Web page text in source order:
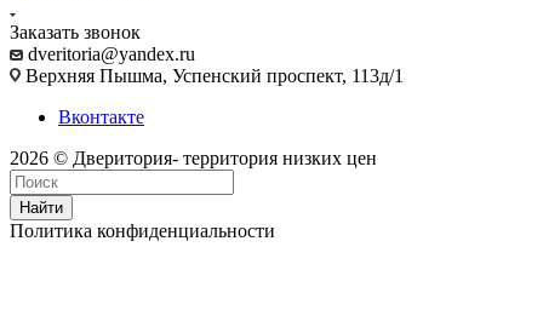
Заказать звонок
dveritoria@yandex.ru
Верхняя Пышма, Успенский проспект, 113д/1
Вконтакте
2026 © Дверитория- территория низких цен
Найти
Политика конфиденциальности